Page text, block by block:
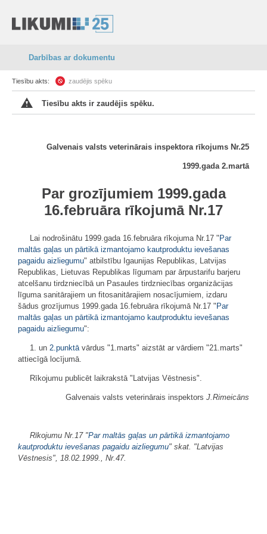
Darbības ar dokumentu
Tiesību akts: zaudējis spēku
Tiesību akts ir zaudējis spēku.
Galvenais valsts veterinārais inspektora rīkojums Nr.25
1999.gada 2.martā
Par grozījumiem 1999.gada
16.februāra rīkojumā Nr.17
Lai nodrošinātu 1999.gada 16.februāra rīkojuma Nr.17 " Par
maltās gaļas un pārtikā izmantojamo kautproduktu ievešanas
pagaidu aizliegumu" atbilstību Igaunijas Republikas, Latvijas
Republikas, Lietuvas Republikas līgumam par ārpustarifu barjeru
atcelšanu tirdzniecībā un Pasaules tirdzniecības organizācijas
līguma sanitārajiem un fitosanitārajiem nosacījumiem, izdaru
šādus grozījumus 1999.gada 16.februāra rīkojumā Nr.17 " Par
maltās gaļas un pārtikā izmantojamo kautproduktu ievešanas
pagaidu aizliegumu":
1. un 2.punktāvārdus "1.marts" aizstāt ar vārdiem "21.marts"
attiecīgā locījumā.
Rīkojumu publicēt laikrakstā "Latvijas Vēstnesis".
Galvenais valsts veterinārais inspektors J.Rimeicāns
Rīkojumu Nr.17 "Par maltās gaļas un pārtikā izmantojamo
kautproduktu ievešanas pagaidu aizliegumu" skat. "Latvijas
Vēstnesis", 18.02.1999., Nr.47.